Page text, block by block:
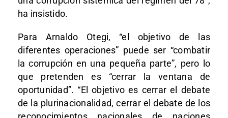
ha insistido.
Para Arnaldo Otegi, “el objetivo de las
diferentes operaciones” puede ser “combatir
la corrupción en una pequeña parte”, pero lo
que pretenden es “cerrar la ventana de
oportunidad”. “El objetivo es cerrar el debate
de la plurinacionalidad, cerrar el debate de los